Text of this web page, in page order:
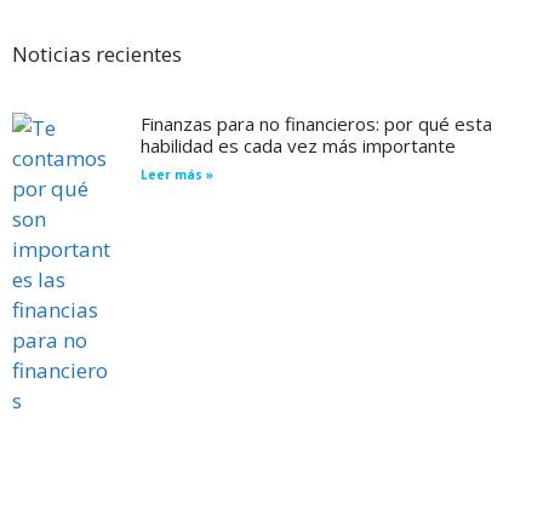
Noticias recientes
Finanzas para no financieros: por qué esta
habilidad es cada vez más importante
Leer más »